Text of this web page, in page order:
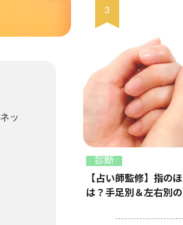
ッ
診断
【占い師監修】指の
は？手足別＆左右別